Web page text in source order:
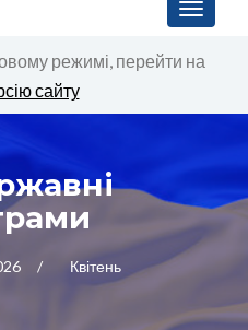
Toggle
режимі, перейти на
сайту
Квітень